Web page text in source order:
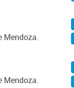
Mendoza.
Mendoza.